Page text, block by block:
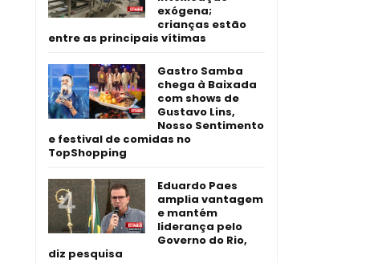
exógena;
crianças estão
entre as principais vítimas
Gastro Samba
chega à Baixada
com shows de
Gustavo Lins,
Nosso Sentimento
e festival de comidas no
TopShopping
Eduardo Paes
amplia vantagem
e mantém
liderança pelo
Governo do Rio,
diz pesquisa